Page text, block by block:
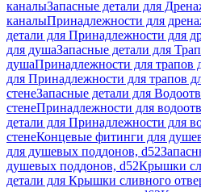
каналыЗапасные детали для
каналыПринадлежности для
детали для Принадлежности для
для душаЗапасные детали для
душаПринадлежности для трапов
для Принадлежности для трапов
стенеЗапасные детали для
стенеПринадлежности для
детали для Принадлежности для
стенеКонцевые фитинги для
для душевых поддонов, d52
душевых поддонов, d52Крышки
детали для Крышки сливного